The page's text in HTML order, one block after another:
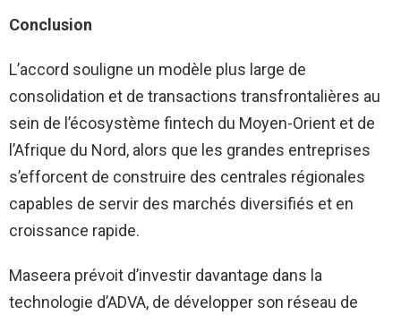
Conclusion
L’accord souligne un modèle plus large de
consolidation et de transactions transfrontalières au
sein de l’écosystème fintech du Moyen-Orient et de
l’Afrique du Nord, alors que les grandes entreprises
s’efforcent de construire des centrales régionales
capables de servir des marchés diversifiés et en
croissance rapide.
Maseera prévoit d’investir davantage dans la
technologie d’ADVA, de développer son réseau de